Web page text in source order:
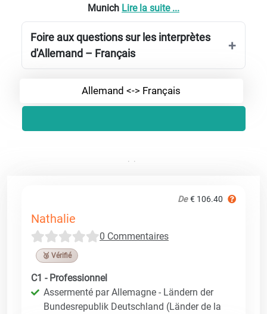
Munich Lire la suite ...
Foire aux questions sur les interprètes
d'Allemand – Français
Allemand <-> Français
De € 106.40
Nathalie
0 Commentaires
🥉 Vérifié
C1 - Professionnel
Assermenté par Allemagne - Ländern der
Bundesrepublik Deutschland (Länder de la